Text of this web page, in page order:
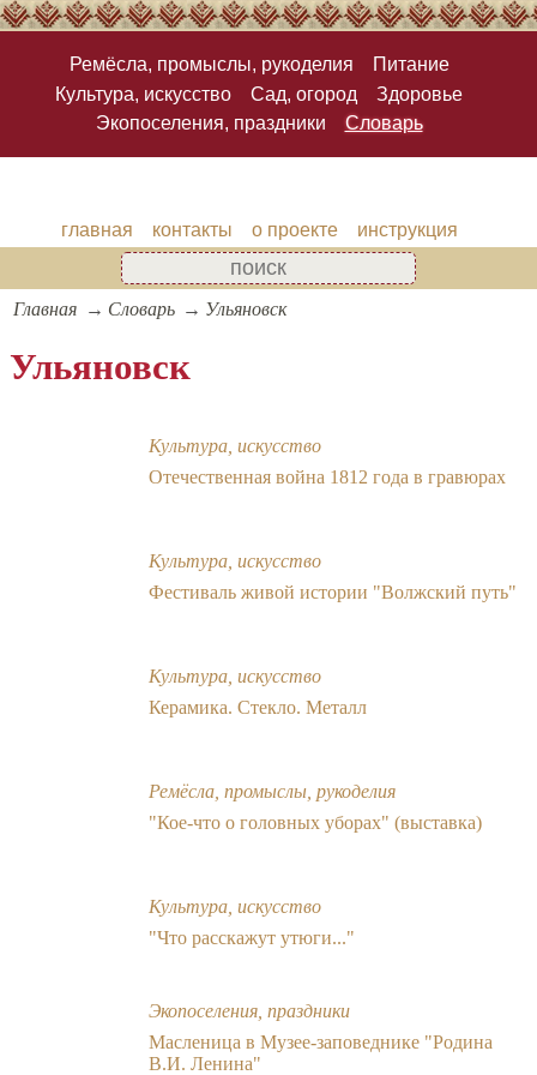
Ремёсла, промыслы, рукоделия
Питание
Культура, искусство
Сад, огород
Здоровье
Экопоселения, праздники
Словарь
главная контакты о проекте инструкция
Главная Словарь Ульяновск
Ульяновск
Культура, искусство
Отечественная война 1812 года в гравюрах
Культура, искусство
Фестиваль живой истории "Волжский путь"
Культура, искусство
Керамика. Стекло. Металл
Ремёсла, промыслы, рукоделия
"Кое-что о головных уборах" (выставка)
Культура, искусство
"Что расскажут утюги..."
Экопоселения, праздники
Масленица в Музее-заповеднике "Родина
В.И. Ленина"